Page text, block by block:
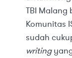
TBI Malang
Komunitas
sudah
writing